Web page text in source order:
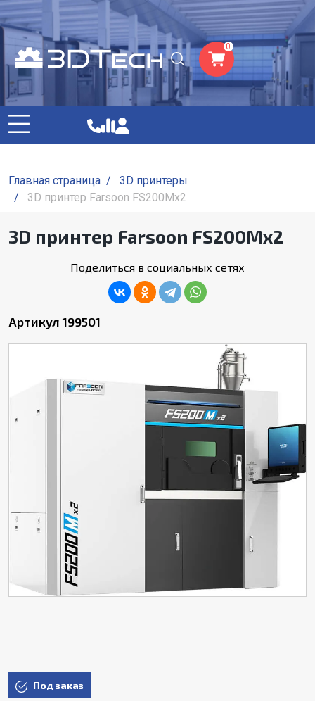
0
Главная страница /
3D принтеры
/
3D принтер Farsoon FS200Mх2
3D принтер Farsoon FS200Mх2
Поделиться в социальных сетях
Артикул 199501
Под заказ